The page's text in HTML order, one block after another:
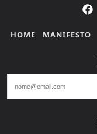
HOME MANIFESTO